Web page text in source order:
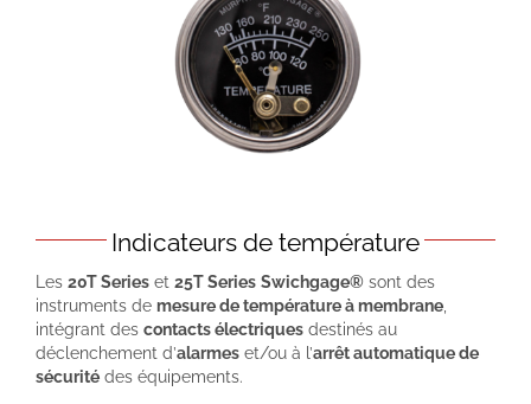
Indicateurs de température
Les 20T Serieset 25T Series Swichgage®sont des
instruments de mesure de température à membrane,
intégrant des contacts électriquesdestinés au
déclenchement d’alarmeset/ou à l’arrêt automatique de
sécuritédes équipements.